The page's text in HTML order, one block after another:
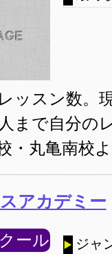
ッスン数。
まで自分の
・丸亀南校
アカデミー
ール ジャ